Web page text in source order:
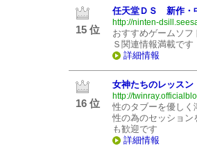
15 位
任天堂ＤＳ 新作・
http://ninten-
おすすめゲームソフ
Ｓ関連情報満載です
詳細情報
16 位
女神たちのレッスン
http://
性のタブーを優しく
性の為のセッション
も歓迎です
詳細情報